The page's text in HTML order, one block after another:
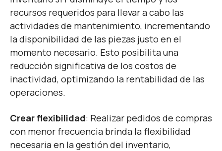
recursos requeridos para llevar a cabo las
actividades de mantenimiento, incrementando
la disponibilidad de las piezas justo en el
momento necesario. Esto posibilita una
reducción significativa de los costos de
inactividad, optimizando la rentabilidad de las
operaciones.
Crear flexibilidad: Realizar pedidos de compras
con menor frecuencia brinda la flexibilidad
necesaria en la gestión del inventario,